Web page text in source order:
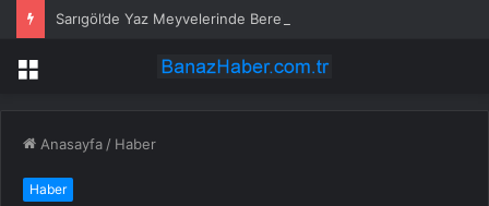
Sarıgöl’de Yaz Meyvelerinde Bereket
Menü
Anasayfa / Haber
Haber